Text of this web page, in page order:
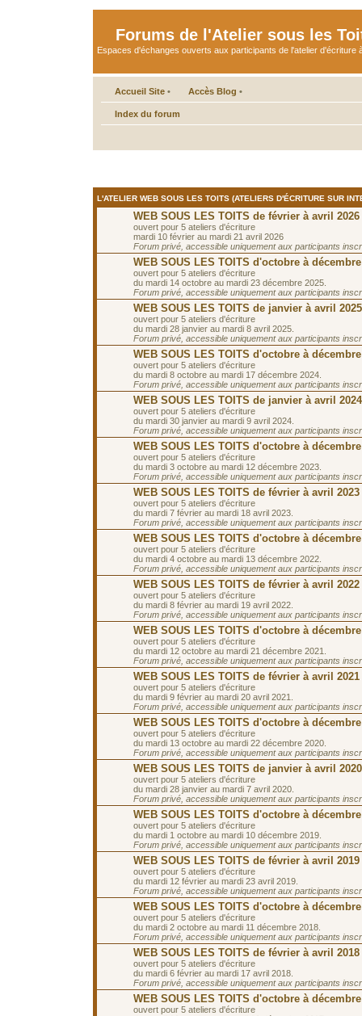
Forums de l'Atelier sous les
Espaces d'échanges ouverts aux participants de l'atelier d'écriture
Accueil Site • Accès Blog •
Index du forum
L'ATELIER WEB SOUS LES TOITS (ATELIERS D'ÉCRITURE SUR
WEB SOUS LES TOITS de février à avril 2026
ouvert pour 5 ateliers d'écriture
mardi 10 février au mardi 21 avril 2026
Forum privé, accessible uniquement aux participants
WEB SOUS LES TOITS d'octobre à décembre
ouvert pour 5 ateliers d'écriture
du mardi 14 octobre au mardi 23 décembre 2025.
Forum privé, accessible uniquement aux participants
WEB SOUS LES TOITS de janvier à avril 2025
ouvert pour 5 ateliers d'écriture
du mardi 28 janvier au mardi 8 avril 2025.
Forum privé, accessible uniquement aux participants
WEB SOUS LES TOITS d'octobre à décembre
ouvert pour 5 ateliers d'écriture
du mardi 8 octobre au mardi 17 décembre 2024.
Forum privé, accessible uniquement aux participants
WEB SOUS LES TOITS de janvier à avril 2024
ouvert pour 5 ateliers d'écriture
du mardi 30 janvier au mardi 9 avril 2024.
Forum privé, accessible uniquement aux participants
WEB SOUS LES TOITS d'octobre à décembre
ouvert pour 5 ateliers d'écriture
du mardi 3 octobre au mardi 12 décembre 2023.
Forum privé, accessible uniquement aux participants
WEB SOUS LES TOITS de février à avril 2023
ouvert pour 5 ateliers d'écriture
du mardi 7 février au mardi 18 avril 2023.
Forum privé, accessible uniquement aux participants
WEB SOUS LES TOITS d'octobre à décembre
ouvert pour 5 ateliers d'écriture
du mardi 4 octobre au mardi 13 décembre 2022.
Forum privé, accessible uniquement aux participants
WEB SOUS LES TOITS de février à avril 2022
ouvert pour 5 ateliers d'écriture
du mardi 8 février au mardi 19 avril 2022.
Forum privé, accessible uniquement aux participants
WEB SOUS LES TOITS d'octobre à décembre
ouvert pour 5 ateliers d'écriture
du mardi 12 octobre au mardi 21 décembre 2021.
Forum privé, accessible uniquement aux participants
WEB SOUS LES TOITS de février à avril 2021
ouvert pour 5 ateliers d'écriture
du mardi 9 février au mardi 20 avril 2021.
Forum privé, accessible uniquement aux participants
WEB SOUS LES TOITS d'octobre à décembre
ouvert pour 5 ateliers d'écriture
du mardi 13 octobre au mardi 22 décembre 2020.
Forum privé, accessible uniquement aux participants
WEB SOUS LES TOITS de janvier à avril 2020
ouvert pour 5 ateliers d'écriture
du mardi 28 janvier au mardi 7 avril 2020.
Forum privé, accessible uniquement aux participants
WEB SOUS LES TOITS d'octobre à décembre
ouvert pour 5 ateliers d'écriture
du mardi 1 octobre au mardi 10 décembre 2019.
Forum privé, accessible uniquement aux participants
WEB SOUS LES TOITS de février à avril 2019
ouvert pour 5 ateliers d'écriture
du mardi 12 février au mardi 23 avril 2019.
Forum privé, accessible uniquement aux participants
WEB SOUS LES TOITS d'octobre à décembre
ouvert pour 5 ateliers d'écriture
du mardi 2 octobre au mardi 11 décembre 2018.
Forum privé, accessible uniquement aux participants
WEB SOUS LES TOITS de février à avril 2018
ouvert pour 5 ateliers d'écriture
du mardi 6 février au mardi 17 avril 2018.
Forum privé, accessible uniquement aux participants
WEB SOUS LES TOITS d'octobre à décembre
ouvert pour 5 ateliers d'écriture